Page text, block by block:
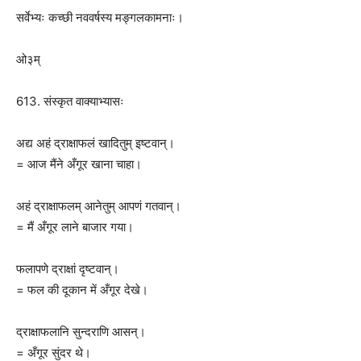
सर्वेभ्यः कच्छी नववर्षस्य मङ्गलकामनाः।
ओ३म्
613. संस्कृत वाक्याभ्यासः
अद्य अहं द्राक्षाफलं खादितुम् इष्टवान्।
= आज मैंने अँगूर खाना चाहा।
अहं द्राक्षाफलम् आनेतुम् आपणं गतवान्।
= मैं अँगूर लाने बाजार गया।
फलापणे द्राक्षां दृष्टवान्।
= फल की दूकान में अँगूर देखे।
द्राक्षाफलानि सुन्दराणि आसन्।
= अँगूर सुंदर थे।